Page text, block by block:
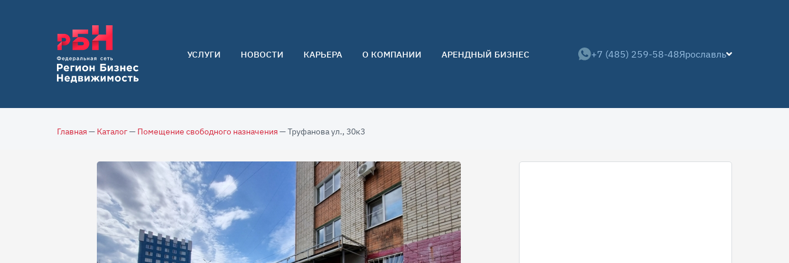
УСЛУГИ
Покупателям
Собственникам
НОВОСТИ КАРЬЕРА О КОМПАНИИ
Команда
Контакты
АРЕНДНЫЙ БИЗНЕС +7 (485) 259-58-48Ярославль
Главная— Каталог— Помещение свободного назначения— Труфанова ул., 30к3